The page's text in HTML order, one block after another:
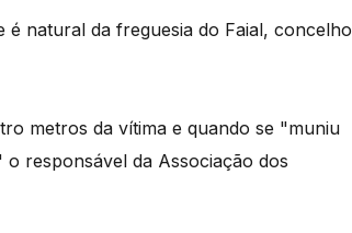
natural da freguesia do Faial, concelho
metros da vítima e quando se "muniu
responsável da Associação dos